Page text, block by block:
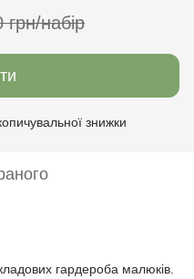
грн/набір
знижки
гардероба малюків.